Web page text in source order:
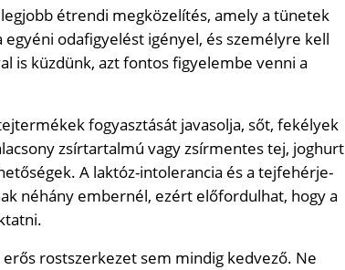
étrendi megközelítés, amely a tünetek
odafigyelést igényel, és személyre kell
is küzdünk, azt fontos figyelembe venni a
fogyasztását javasolja, sőt, fekélyek
zsírtartalmú vagy zsírmentes tej, joghurt
A laktóz-intolerancia és a tejfehérje-
néhány embernél, ezért előfordulhat, hogy a
rostszerkezet sem mindig kedvező. Ne